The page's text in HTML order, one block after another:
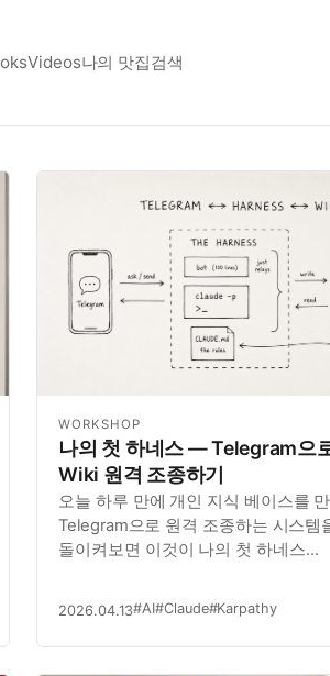
Videos나의 맛집검색
WORKSHOP
나의 첫 하네스 — Telegram으
Wiki 원격 조종하기
오늘 하루 만에 개인 지식 베이스를
Telegram으로 원격 조종하는 시스템
돌이켜보면 이것이 나의 첫 하네스
2026.04.13#AI#Claude#Karpathy